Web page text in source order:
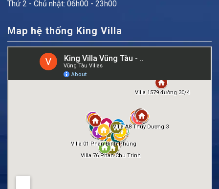
Thứ 2 - Chủ nhật: 06h00 - 23h00
Map hệ thống King Villa